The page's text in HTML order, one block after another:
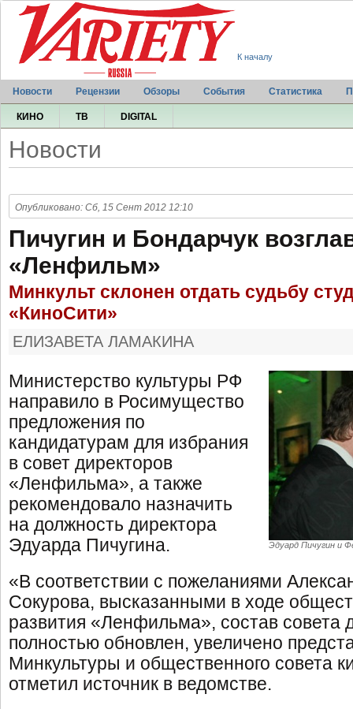
К началу
Новости Рецензии Обзоры События Статистика
КИНО ТВ DIGITAL
Новости
Опубликовано: Сб, 15 Сент 2012 12:10
Пичугин и Бондарчук
«Ленфильм»
Минкульт склонен отдать судьбу
«КиноСити»
ЕЛИЗАВЕТА ЛАМАКИНА
Эдуард Пичугин и
Министерство культуры РФ
направило в Росимущество
предложения по
кандидатурам для избрания
в совет директоров
«Ленфильма», а также
рекомендовало назначить
на должность директора
Эдуарда Пичугина.
«В соответствии с пожеланиями
Сокурова, высказанными в ходе
развития «Ленфильма», состав совета
полностью обновлен, увеличено
Минкультуры и общественного совета
отметил источник в ведомстве.